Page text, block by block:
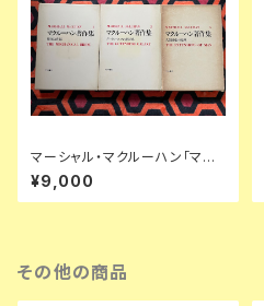
マーシャル・マクルーハン「マク
ルーハン著作集」1〜3全巻セッ
ト 函入り 井坂学・後藤和彦・高
儀進訳 装幀:粟津潔 竹内書店
¥9,000
その他の商品